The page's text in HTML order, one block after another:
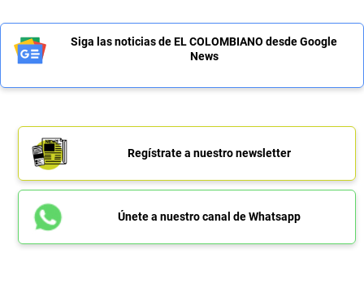
Siga las noticias de EL COLOMBIANO desde Google
News
Regístrate a nuestro newsletter
Únete a nuestro canal de Whatsapp